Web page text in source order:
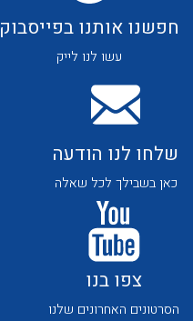
לכל מוצרי היצרן
חפשנו אותנו בפייסבוק
עשו לנו לייק
שלחו לנו הודעה
כאן בשבילך לכל שאלה
צפו בנו
הסרטונים האחרונים שלנו